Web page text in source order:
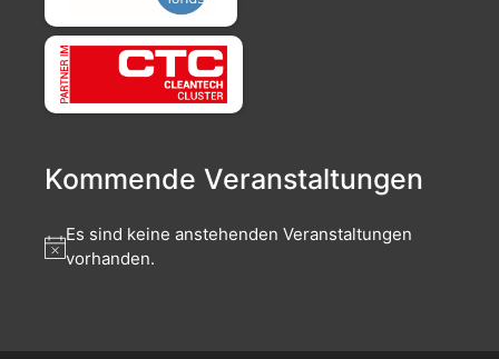
Kommende Veranstaltungen
Es sind keine anstehenden Veranstaltungen
vorhanden.